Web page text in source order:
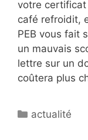
votre certificat
café refroidit,
PEB vous fait
un mauvais
lettre sur un
coûtera plus
Catégories
actualité